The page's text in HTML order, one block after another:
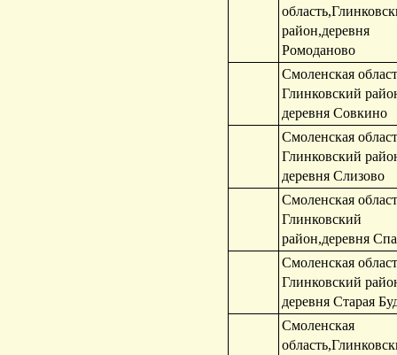
район,деревня
Ромоданово
Смоленская
Глинковский
деревня Совкино
Смоленская
Глинковский
деревня Слизово
Смоленская
Глинковский
район,деревня
Смоленская
Глинковский
деревня Старая
Смоленская